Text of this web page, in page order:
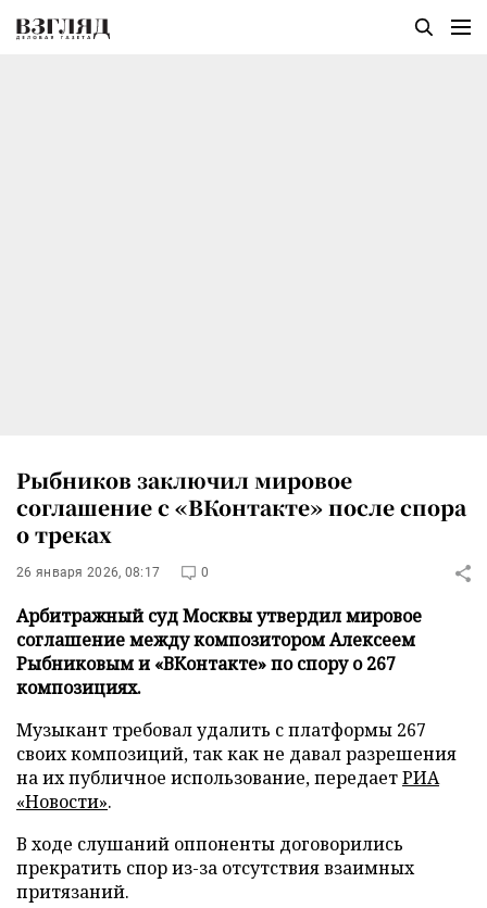
Рыбников заключил мировое
соглашение с «ВКонтакте» после спора
о треках
26 января 2026, 08:17 0
Арбитражный суд Москвы утвердил мировое
соглашение между композитором Алексеем
Рыбниковым и «ВКонтакте» по спору о 267
композициях.
Музыкант требовал удалить с платформы 267
своих композиций, так как не давал разрешения
на их публичное использование, передаетРИА
«Новости».
В ходе слушаний оппоненты договорились
прекратить спор из-за отсутствия взаимных
притязаний.